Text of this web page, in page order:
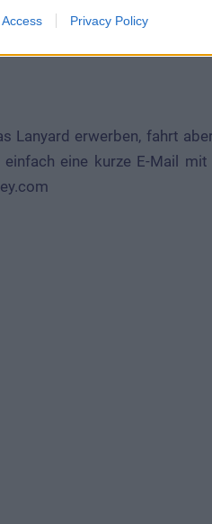
Privacy Policy
Lanyard erwerben, fahrt
eine kurze E-Mail mit